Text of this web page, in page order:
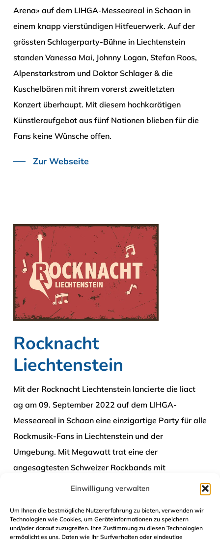
Einwilligung verwalten
Um Ihnen die bestmögliche Nutzererfahrung zu bieten, verwenden wir
Technologien wie Cookies, um Geräteinformationen zu speichern
und/oder darauf zuzugreifen. Ihre Zustimmung zu diesen Technologien
ermöglicht es uns, Daten wie Ihr Surfverhalten oder eindeutige
Arena» auf dem LIHGA-Messeareal in Schaan in
einem knapp vierstündigen Hitfeuerwerk. Auf der
grössten Schlagerparty-Bühne in Liechtenstein
standen Vanessa Mai, Johnny Logan, Stefan Roos,
Alpenstarkstrom und Doktor Schlager & die
Kuschelbären mit ihrem vorerst zweitletzten
Konzert überhaupt. Mit diesem hochkarätigen
Künstleraufgebot aus fünf Nationen blieben für die
Fans keine Wünsche offen.
Zur Webseite
Rocknacht
Liechtenstein
Mit der Rocknacht Liechtenstein lancierte die liact
ag am 09. September 2022 auf dem LIHGA-
Messeareal in Schaan eine einzigartige Party für alle
Rockmusik-Fans in Liechtenstein und der
Umgebung. Mit Megawatt trat eine der
angesagtesten Schweizer Rockbands mit
Zur Webseite